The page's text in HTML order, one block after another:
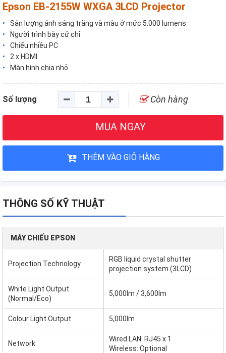
Epson EB-2155W WXGA 3LCD Projector
Sản lượng ánh sáng trắng và màu ở mức 5.000 lumens
Người trình bày cử chỉ
Chiếu nhiều PC
2 x HDMI
Màn hình chia nhỏ
Số lượng Còn hàng
MUA NGAY
THÊM VÀO GIỎ HÀNG
THÔNG SỐ KỸ THUẬT
MÁY CHIẾU EPSON
Projection Technology
RGB liquid crystal shutter
projection system (3LCD)
White Light Output
(Normal/Eco)
5,000lm / 3,600lm
Colour Light Output 5,000lm
Network
Wired LAN: RJ45 x 1
Wireless: Optional